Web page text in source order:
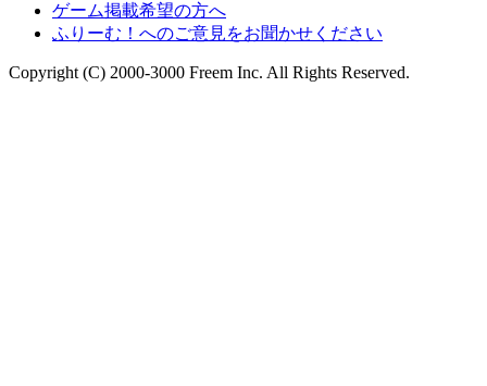
ゲーム掲載希望の方へ
ふりーむ！へのご意見をお聞かせください
Copyright (C) 2000-3000 Freem Inc. All Rights Reserved.